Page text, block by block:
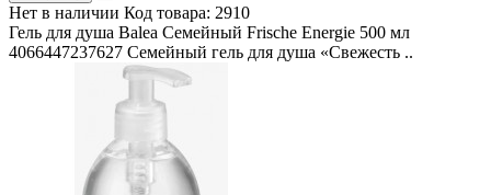
Нет в наличии Код товара: 2910
Гель для душа Balea Семейный Frische Energie 500 мл
4066447237627 Семейный гель для душа «Свежесть ..